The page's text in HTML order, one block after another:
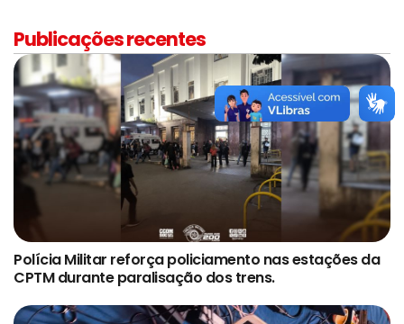
Publicações recentes
Polícia Militar reforça policiamento nas estações da
CPTM durante paralisação dos trens.